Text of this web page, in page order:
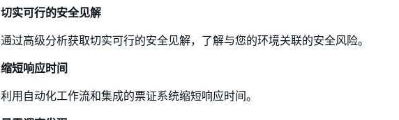
切实可行的安全见解
通过高级分析获取切实可行的安全见解，了解与您的环境关联的安全风险。
缩短响应时间
利用自动化工作流和集成的票证系统缩短响应时间。